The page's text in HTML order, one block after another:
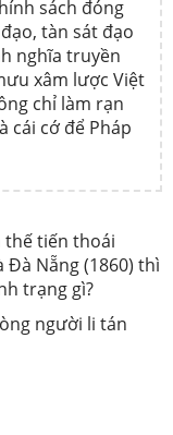
sách đóng
tàn sát đạo
nghĩa truyền
xâm lược Việt
chỉ làm rạn
cái cớ để Pháp
tiến thoái
Nẵng (1860) thì
trạng gì?
người li tán